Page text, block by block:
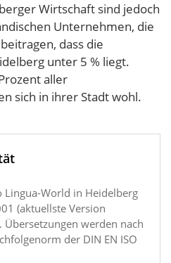
Wirtschaft sind jedoch
Unternehmen, die
dass die
unter 5 % liegt.
aller
sich in ihrer Stadt wohl.
Lingua-World in Heidelberg
(aktuellste Version
werden nach
der DIN EN ISO